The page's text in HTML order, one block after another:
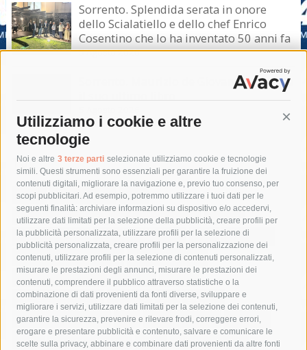
Utilizziamo i cookie e altre
tecnologie
Noi e altre 3 terze parti selezionate utilizziamo cookie e tecnologie
simili. Questi strumenti sono essenziali per garantire la fruizione dei
contenuti digitali, migliorare la navigazione e, previo tuo consenso, per
scopi pubblicitari. Ad esempio, potremmo utilizzare i tuoi dati per le
seguenti finalità: archiviare informazioni su dispositivo e/o accedervi,
utilizzare dati limitati per la selezione della pubblicità, creare profili per
la pubblicità personalizzata, utilizzare profili per la selezione di
pubblicità personalizzata, creare profili per la personalizzazione dei
contenuti, utilizzare profili per la selezione di contenuti personalizzati,
misurare le prestazioni degli annunci, misurare le prestazioni dei
contenuti, comprendere il pubblico attraverso statistiche o la
combinazione di dati provenienti da fonti diverse, sviluppare e
migliorare i servizi, utilizzare dati limitati per la selezione dei contenuti,
garantire la sicurezza, prevenire e rilevare frodi, correggere errori,
erogare e presentare pubblicità e contenuto, salvare e comunicare le
scelte sulla privacy, abbinare e combinare dati provenienti da altre fonti
Sorrento. Splendida serata in onore
dello Scialatiello e dello chef Enrico
Cosentino che lo ha inventato 50 anni fa
5 Agosto 2026
Sorrento. Maurizio de Giovanni presenta
Tag
acqua allerta meteo
anas
area marina protetta di punta campanella
arresto
Asl Napoli 3 sud
capitaneria di porto capri
carabinieri
castellammare di stabia
circumvesuviana
comune di sorrento
concerto
contagi
costiera amalfitana
covid-19 eav
elezioni
fondazione sorrento
gori guardia costiera
incidente
lavori
lorenzo balducelli mare massa lubrense